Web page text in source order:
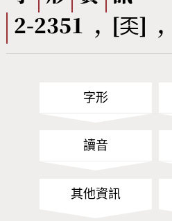
CNS查詢
2-2351 , [奀] ,
字形
讀音
其他資訊